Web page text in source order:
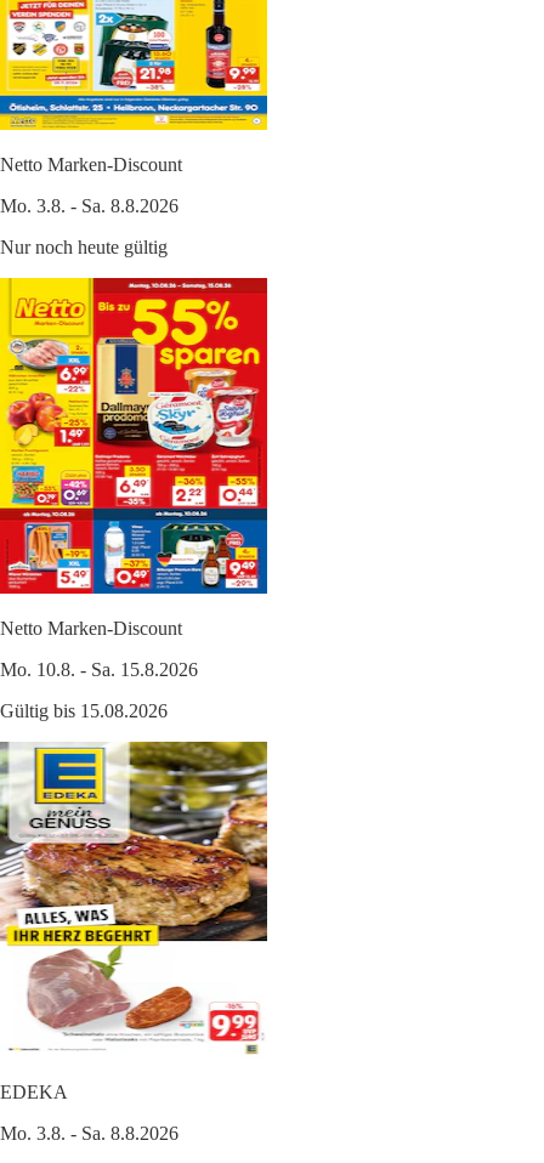
Netto Marken-Discount
Mo. 3.8. - Sa. 8.8.2026
Nur noch heute gültig
Netto Marken-Discount
Mo. 10.8. - Sa. 15.8.2026
Gültig bis 15.08.2026
EDEKA
Mo. 3.8. - Sa. 8.8.2026